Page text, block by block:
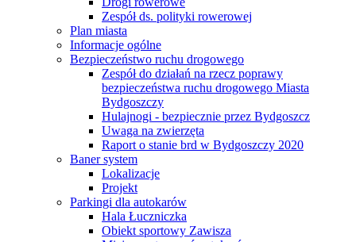
Zespół ds. polityki rowerowej
Plan miasta
Informacje ogólne
Bezpieczeństwo ruchu drogowego
Zespół do działań na rzecz poprawy
bezpieczeństwa ruchu drogowego Miasta
Bydgoszczy
Hulajnogi - bezpiecznie przez Bydgoszcz
Uwaga na zwierzęta
Raport o stanie brd w Bydgoszczy 2020
Baner system
Lokalizacje
Projekt
Parkingi dla autokarów
Hala Łuczniczka
Obiekt sportowy Zawisza